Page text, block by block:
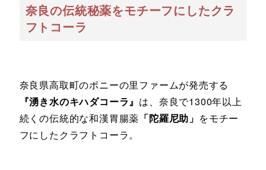
奈良の伝統秘薬をモチーフにしたクラ
フトコーラ
奈良県高取町のポニーの里ファームが発売する
『湧き水のキハダコーラ』 は、奈良で1300年以上
続くの伝統的な和漢胃腸薬 「陀羅尼助」 をモチー
フにしたクラフトコーラ。